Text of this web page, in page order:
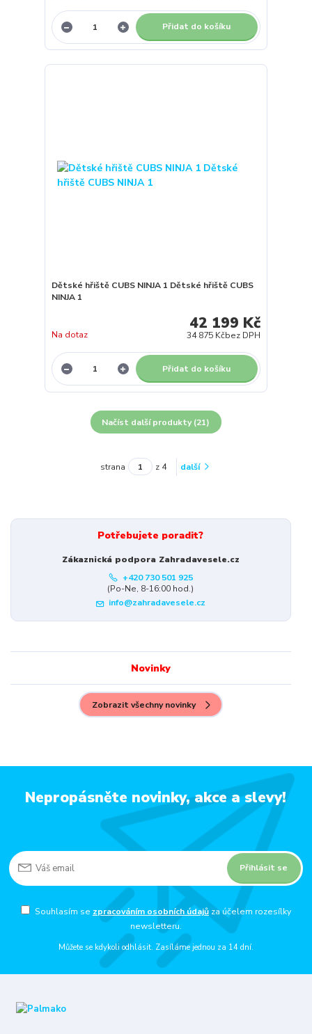
Přidat do košíku
Dětské hřiště CUBS NINJA 1 Dětské hřiště CUBS
NINJA 1
42 199 Kč
34 875 Kčbez DPH
Na dotaz
Přidat do košíku
Načíst další produkty (21)
strana z 4 další
Potřebujete poradit?
Zákaznická podpora Zahradavesele.cz
+420 730 501 925
(Po-Ne, 8-16:00 hod.)
info@zahradavesele.cz
Novinky
Zobrazit všechny novinky
Nepropásněte novinky, akce a slevy!
Přihlásit se
Souhlasím se zpracováním osobních údajůza účelem rozesílky
newsletteru.
Můžete se kdykoli odhlásit. Zasíláme jednou za 14 dní.